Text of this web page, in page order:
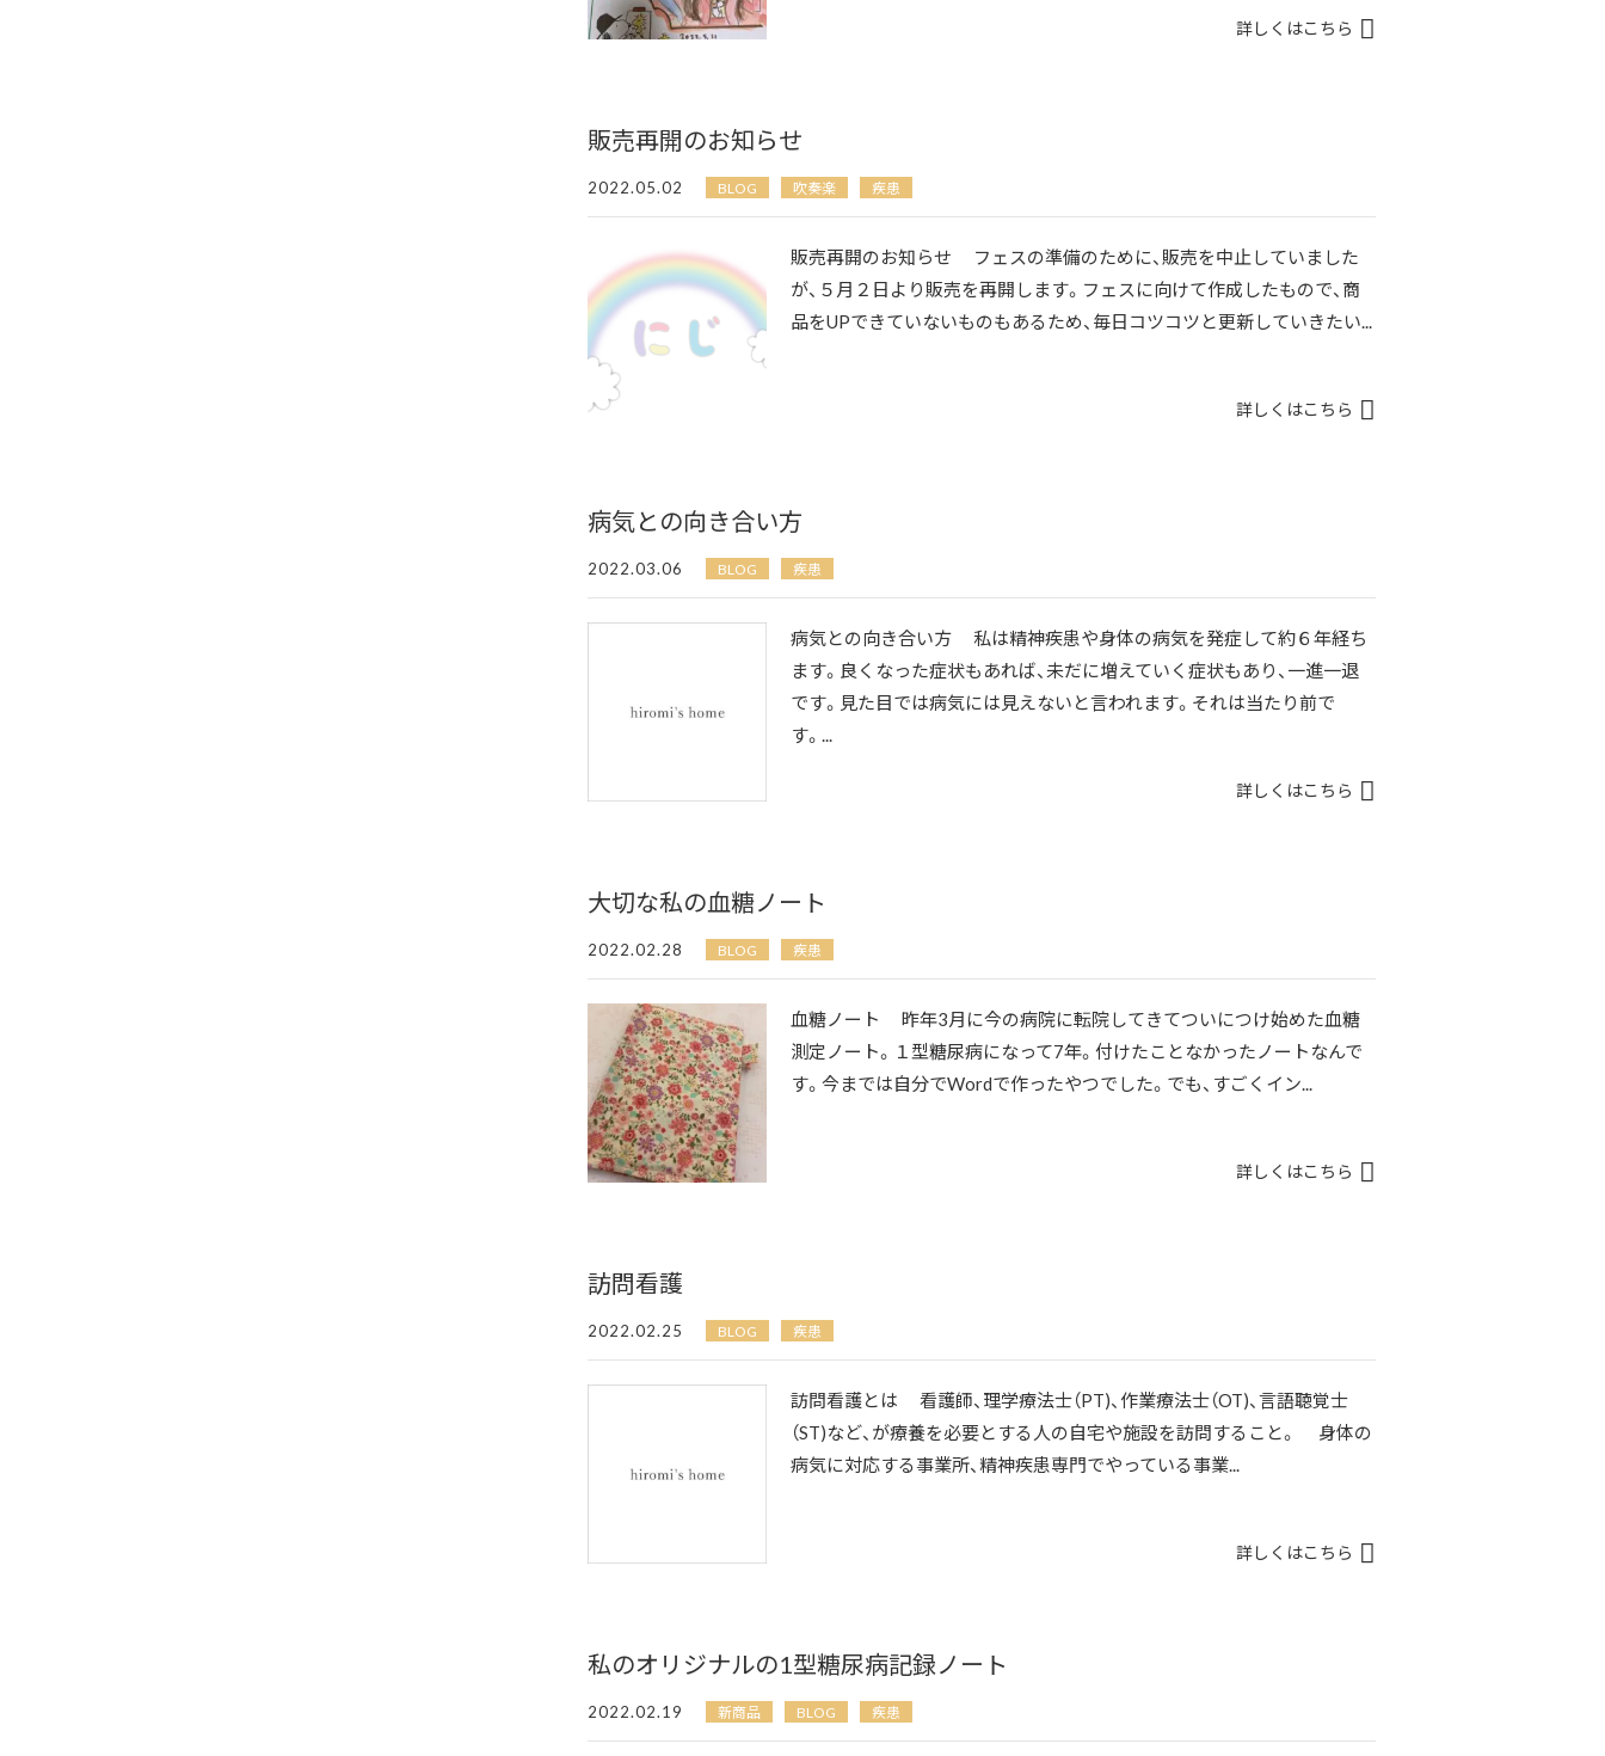
詳しくはこちら
販売再開のお知らせ
2022.05.02 BLOG 吹奏楽 疾患
販売再開のお知らせ フェスの準備のために、販売を中止していました
が、５月２日より販売を再開します。フェスに向けて作成したもので、商
品をUPできていないものもあるため、毎日コツコツと更新していきたい...
詳しくはこちら
病気との向き合い方
2022.03.06 BLOG 疾患
病気との向き合い方 私は精神疾患や身体の病気を発症して約６年経ち
ます。良くなった症状もあれば、未だに増えていく症状もあり、一進一退
です。見た目では病気には見えないと言われます。それは当たり前で
す。...
詳しくはこちら
大切な私の血糖ノート
2022.02.28 BLOG 疾患
血糖ノート 昨年3月に今の病院に転院してきてついにつけ始めた血糖
測定ノート。１型糖尿病になって7年。付けたことなかったノートなんで
す。今までは自分でWordで作ったやつでした。でも、すごくイン...
詳しくはこちら
訪問看護
2022.02.25 BLOG 疾患
訪問看護とは 看護師、理学療法士（PT)、作業療法士（OT)、言語聴覚士
（ST)など、が療養を必要とする人の自宅や施設を訪問すること。 身体の
病気に対応する事業所、精神疾患専門でやっている事業...
詳しくはこちら
私のオリジナルの1型糖尿病記録ノート
2022.02.19 新商品 BLOG 疾患